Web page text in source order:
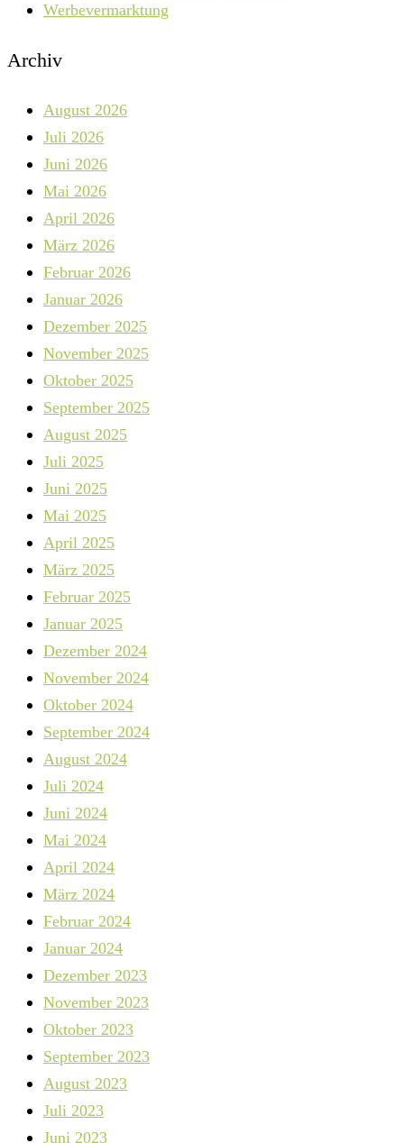
Werbevermarktung
Archiv
August 2026
Juli 2026
Juni 2026
Mai 2026
April 2026
März 2026
Februar 2026
Januar 2026
Dezember 2025
November 2025
Oktober 2025
September 2025
August 2025
Juli 2025
Juni 2025
Mai 2025
April 2025
März 2025
Februar 2025
Januar 2025
Dezember 2024
November 2024
Oktober 2024
September 2024
August 2024
Juli 2024
Juni 2024
Mai 2024
April 2024
März 2024
Februar 2024
Januar 2024
Dezember 2023
November 2023
Oktober 2023
September 2023
August 2023
Juli 2023
Juni 2023